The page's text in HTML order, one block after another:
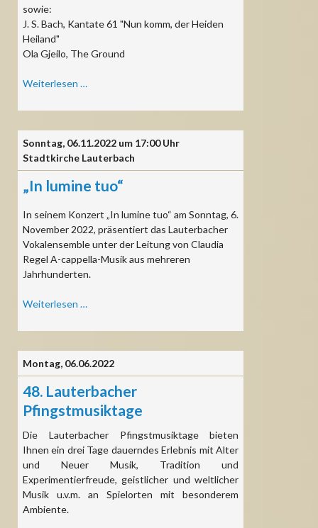
sowie:
J. S. Bach, Kantate 61 "Nun komm, der Heiden
Heiland"
Ola Gjeilo, The Ground
Weiterlesen …
Saëns:
Sonntag, 06.11.2022 um 17:00 Uhr
Stadtkirche Lauterbach
„In lumine tuo“
In seinem Konzert „In lumine tuo“ am Sonntag, 6.
November 2022, präsentiert das Lauterbacher
Vokalensemble unter der Leitung von Claudia
Regel A-cappella-Musik aus mehreren
Jahrhunderten.
Weiterlesen …
tuo“
Montag, 06.06.2022
48. Lauterbacher
Pfingstmusiktage
Die Lauterbacher Pfingstmusiktage bieten
Ihnen ein drei Tage dauerndes Erlebnis mit Alter
und Neuer Musik, Tradition und
Experimentierfreude, geistlicher und weltlicher
Musik u.v.m. an Spielorten mit besonderem
Ambiente.